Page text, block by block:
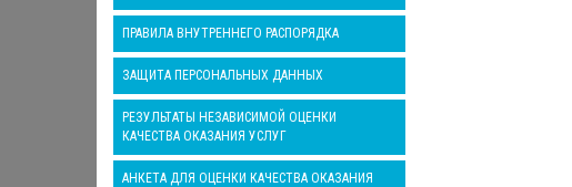
ПРАВИЛА ВНУТРЕННЕГО РАСПОРЯДКА
ЗАЩИТА ПЕРСОНАЛЬНЫХ ДАННЫХ
РЕЗУЛЬТАТЫ НЕЗАВИСИМОЙ ОЦЕНКИ
КАЧЕСТВА ОКАЗАНИЯ УСЛУГ
АНКЕТА ДЛЯ ОЦЕНКИ КАЧЕСТВА ОКАЗАНИЯ